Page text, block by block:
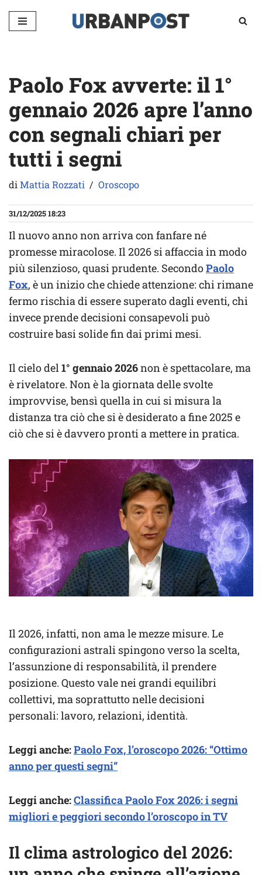
Vai
Paolo Fox avverte: il 1°
gennaio 2026 apre l’anno
con segnali chiari per
tutti i segni
diMattia Rozzati Oroscopo
31/12/2025 18:23
Il nuovo anno non arriva con fanfare né
promesse miracolose. Il 2026 si affaccia in modo
più silenzioso, quasi prudente. SecondoPaolo
Fox, è un inizio che chiede attenzione: chi rimane
fermo rischia di essere superato dagli eventi, chi
invece prende decisioni consapevoli può
costruire basi solide fin dai primi mesi.
Il cielo del1° gennaio 2026non è spettacolare, ma
è rivelatore. Non è la giornata delle svolte
improvvise, bensì quella in cui si misura la
distanza tra ciò che si è desiderato a fine 2025 e
ciò che si è davvero pronti a mettere in pratica.
Il 2026, infatti, non ama le mezze misure. Le
configurazioni astrali spingono verso la scelta,
l’assunzione di responsabilità, il prendere
posizione. Questo vale nei grandi equilibri
collettivi, ma soprattutto nelle decisioni
personali: lavoro, relazioni, identità.
Leggi anche:Paolo Fox, l’oroscopo 2026: “Ottimo
anno per questi segni”
Leggi anche:Classifica Paolo Fox 2026: i segni
migliori e peggiori secondo l’oroscopo in TV
Il clima astrologico del 2026: